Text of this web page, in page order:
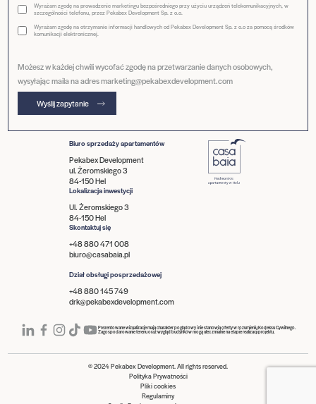
Biuro sprzedaży apartamentów
Pekabex Development
ul. Żeromskiego 3
84-150 Hel
Lokalizacja inwestycji
Ul. Żeromskiego 3
84-150 Hel
Skontaktuj się
+48 880 471 008
biuro@casabaia.pl
Dział obsługi posprzedażowej
+48 880 145 749
drk@pekabexdevelopment.com
Wyrażam zgodę na prowadzenie marketingu bezpośredniego przy użyciu urządzeń telekomunikacyjnych, w
szczególności telefonu, przez Pekabex Development Sp. z o.o.
Wyrażam zgodę na otrzymanie informacji handlowych od Pekabex Development Sp. z o.o za pomocą środków
komunikacji elektronicznej.
Możesz w każdej chwili wycofać zgodę na przetwarzanie danych osobowych,
wysyłając maila na adres marketing@pekabexdevelopment.com
Wyślij zapytanie
Prezentowane wizualizacje mają charakter poglądowy i nie stanowią oferty w rozumieniu Kodeksu Cywilnego.
Zagospodarowanie terenu oraz wygląd budynków mogą ulec zmianie na etapie realizacji projektu.
© 2024 Pekabex Development. All rights reserved.
Polityka Prywatności
Pliki cookies
Regulaminy